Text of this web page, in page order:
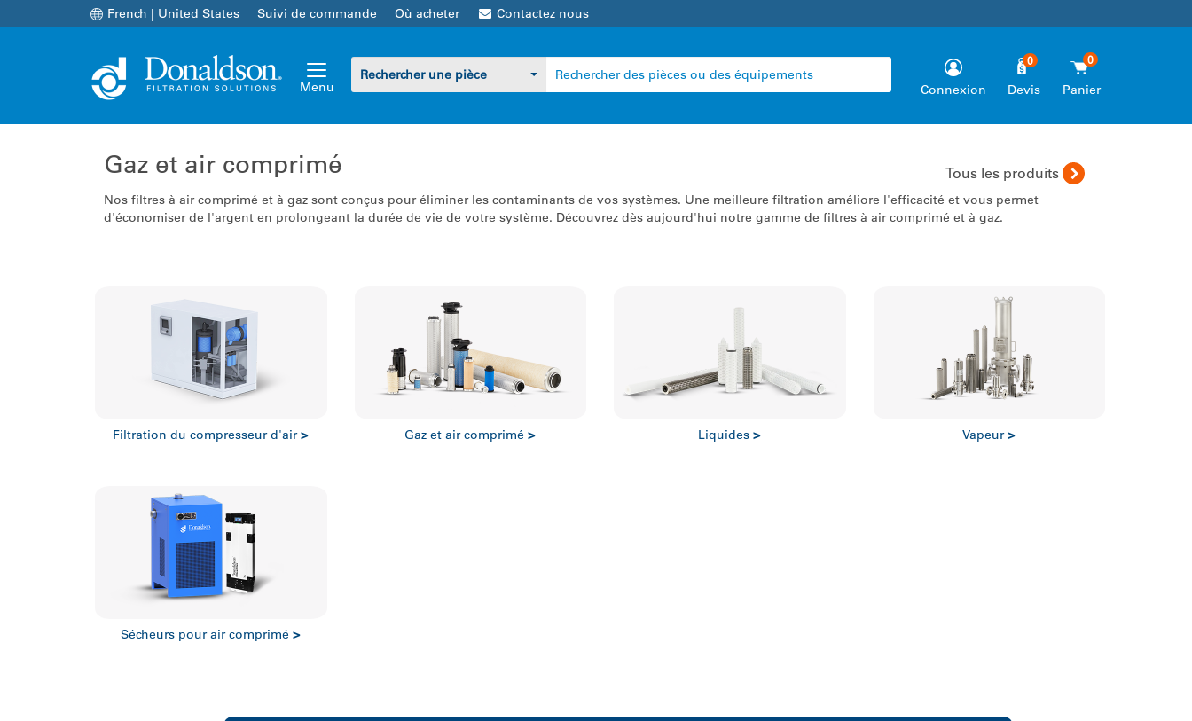
French | United States Suivi de commande Où acheter Contactez nous
Menu
0
Panier
0
Devis
Connexion
Gaz et air comprimé Tous les produits
Nos filtres à air comprimé et à gaz sont conçus pour éliminer les contaminants de vos systèmes. Une meilleure filtration améliore l'efficacité et vous permet
d'économiser de l'argent en prolongeant la durée de vie de votre système. Découvrez dès aujourd'hui notre gamme de filtres à air comprimé et à gaz.
d'air comprimé grâce à nos
huile conçus sur mesure.
Trouver des pièces»
Filtration du compresseur d'air>
Trouver des pièces»
Gaz et air comprimé >
aux normes de propreté
élevées.
Liquides >
fournir de la vapeur de cuisson
environnements et processus
sanitaires.
Vapeur>
Les sécheurs pour air comprimé
de Donaldson sont conçus
pour vos besoins spécifiques
en termes de qualité d’air.
Trouver des pièces»
Sécheurs pour air comprimé >